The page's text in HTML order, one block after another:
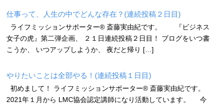
仕事って、人生の中でどんな存在？(連続投稿２日目)
ライフミッションサポーター®︎ 斎藤実由紀です。 『ビジネス
女子の虎』第二弾企画、 ２１日連続投稿２日目！ ブログをいつ書
こうか、 いつアップしようか、 夜だと帰り […]
やりたいことは全部やる！(連続投稿１日目)
初めまして！ ライフミッションサポーター®︎ 斎藤実由紀です。
2021年１月から LMC協会認定講師になり活動しています。 今